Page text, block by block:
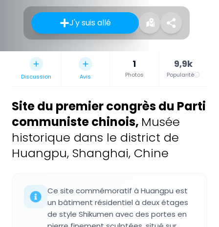
J'y suis allé
Discussion Avis
1
Photos
9,9k
Popularité
Site du premier congrès du Parti
communiste chinois, Musée
historique dans le district de
Huangpu, Shanghai, Chine
Ce site commémoratif à Huangpu est
un bâtiment résidentiel à deux étages
de style Shikumen avec des portes en